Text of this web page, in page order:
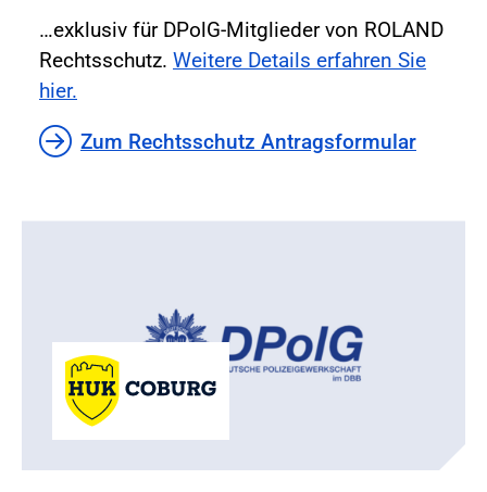
…exklusiv für DPolG-Mitglieder von ROLAND
Rechtsschutz. Weitere Details erfahren Sie
hier.
Zum Rechtsschutz Antragsformular